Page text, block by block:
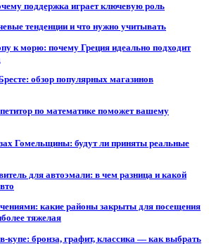
поддержка играет ключевую роль
тенденции и что нужно учитывать
к морю: почему Греция идеально подходит
обзор популярных магазинов
по математике поможет вашему
Гомельщины: будут ли приняты реальные
для автоэмали: в чем разница и какой
какие районы закрыты для посещения
тяжелая
купе: бронза, графит, классика — как выбрать